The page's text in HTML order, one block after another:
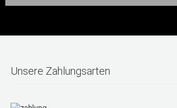
Unsere Zahlungsarten